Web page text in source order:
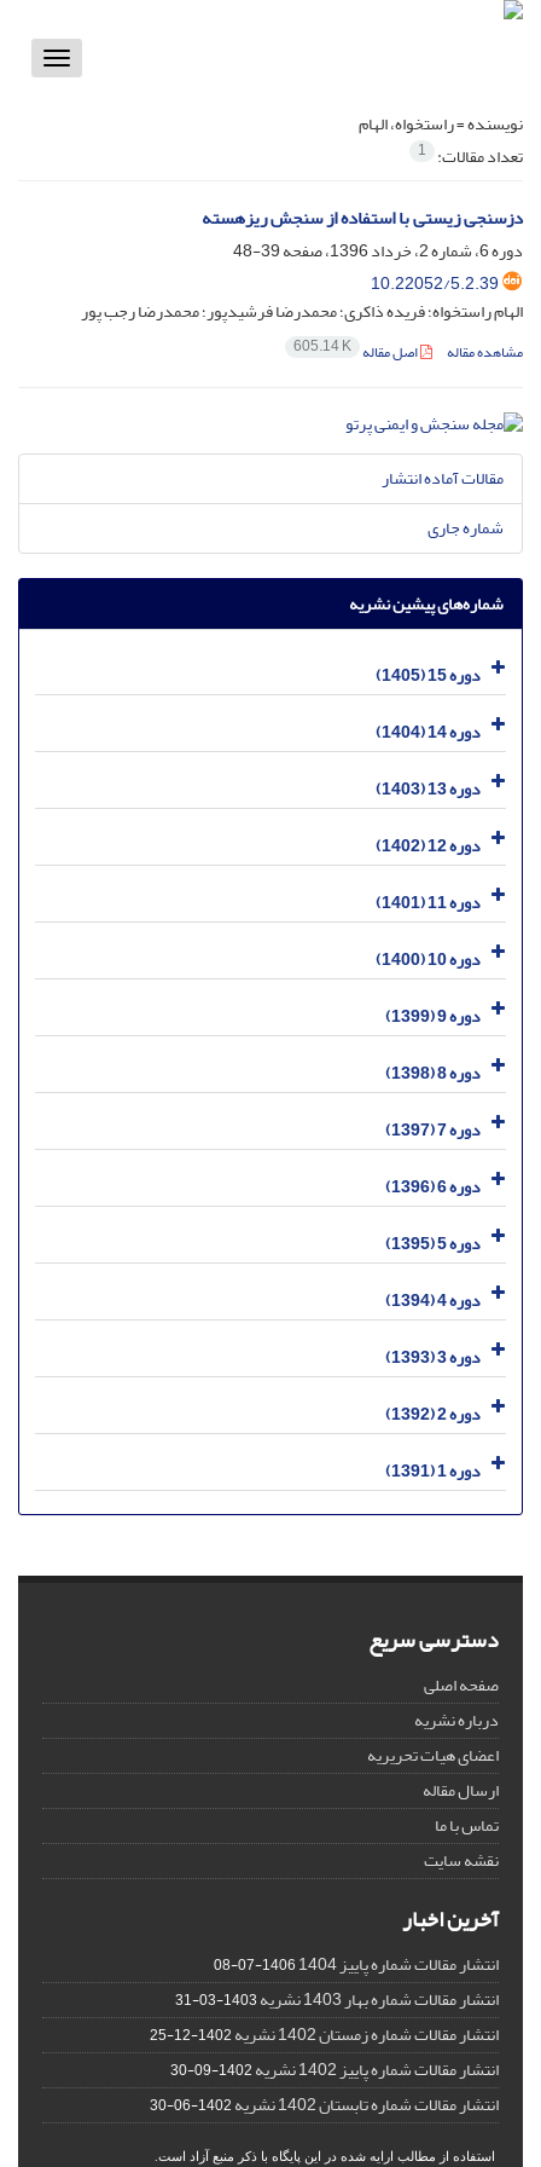
Toggle
نویسنده =راستخواه، الهام
تعداد مقالات: 1
دزسنجی زیستی با استفاده از سنجش ریزهسته
دوره 6، شماره 2، خرداد 1396، صفحه
39-48
10.22052/5.2.39
الهام راستخواه؛ فریده ذاکری؛ محمدرضا فرشیدپور؛ محمدرضا رجب پور
مشاهده مقاله اصل مقاله 605.14 K
مقالات آماده انتشار
شماره جاری
شماره‌های پیشین نشریه
دوره 15 (1405)
دوره 14 (1404)
دوره 13 (1403)
دوره 12 (1402)
دوره 11 (1401)
دوره 10 (1400)
دوره 9 (1399)
دوره 8 (1398)
دوره 7 (1397)
دوره 6 (1396)
دوره 5 (1395)
دوره 4 (1394)
دوره 3 (1393)
دوره 2 (1392)
دوره 1 (1391)
دسترسی سریع
صفحه اصلی
درباره نشریه
اعضای هیات تحریریه
ارسال مقاله
تماس با ما
نقشه سایت
آخرین اخبار
انتشار مقالات شماره پاییز 1404 1406-07-08
انتشار مقالات شماره بهار 1403 نشریه 1403-03-31
انتشار مقالات شماره زمستان 1402 نشریه 1402-12-25
انتشار مقالات شماره پاییز 1402 نشریه 1402-09-30
انتشار مقالات شماره تابستان 1402 نشریه 1402-06-30
استفاده از مطالب ارایه شده در این پایگاه با ذکر منبع آزاد است.